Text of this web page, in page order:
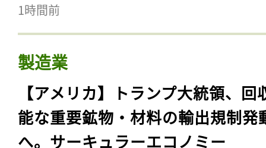
1時間前
製造業
【アメリカ】トランプ大統領、回
能な重要鉱物・材料の輸出規制発
へ。サーキュラーエコノミー